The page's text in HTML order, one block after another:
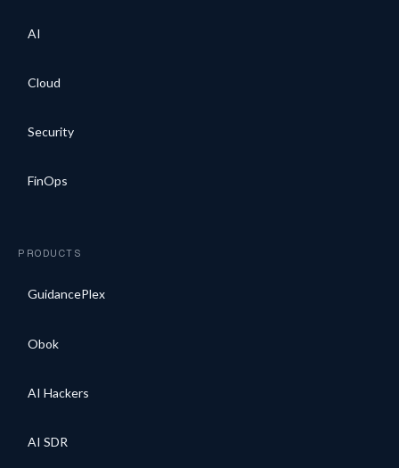
AI
Cloud
Security
FinOps
PRODUCTS
GuidancePlex
Obok
AI Hackers
AI SDR